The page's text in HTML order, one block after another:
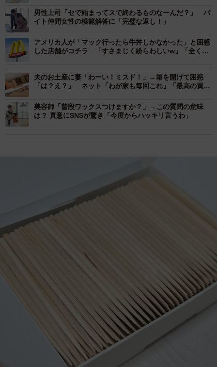
男性上司「セで始まってスで終わるものなーんだ？」 バ
イト仲間女性の模範解答に「完璧な返し！」
アメリカ人が「マック行ったら牛丼しかなかった」と困惑
した店舗がコチラ 「すさまじく紛らわしいw」「全く同
夫のお土産に妻「わーい！ミスド！」→箱を開けて困惑
「は？え？」 ネット「わが家も毎回これ」「最高の買い
美容師「普段ワックスつけますか？」→この質問の意味
は？ 真意にSNSが驚き「今度からハッキリ言うわ」